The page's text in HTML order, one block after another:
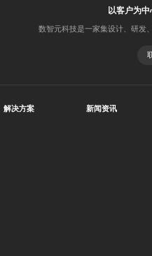
以客户为
数智元科技是一家集设计、研发
解决方案 新闻资讯